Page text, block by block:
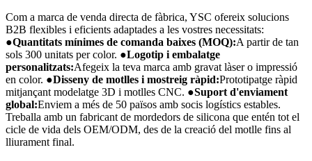
Com a marca de venda directa de fàbrica, YSC ofereix solucions
B2B flexibles i eficients adaptades a les vostres necessitats:
●Quantitats mínimes de comanda baixes (MOQ):A partir de tan
sols 300 unitats per color. ●Logotip i embalatge
personalitzats:Afegeix la teva marca amb gravat làser o impressió
en color. ●Disseny de motlles i mostreig ràpid:Prototipatge ràpid
mitjançant modelatge 3D i motlles CNC. ●Suport d'enviament
global:Enviem a més de 50 països amb socis logístics estables.
Treballa amb un fabricant de mordedors de silicona que entén tot el
cicle de vida dels OEM/ODM, des de la creació del motlle fins al
lliurament final.